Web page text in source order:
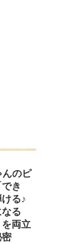
んのピ
き
る♪
る
を両立
密